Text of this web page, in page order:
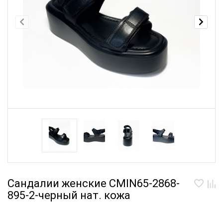
Сандалии женские CMIN65-2868-
895-2-черный нат. кожа